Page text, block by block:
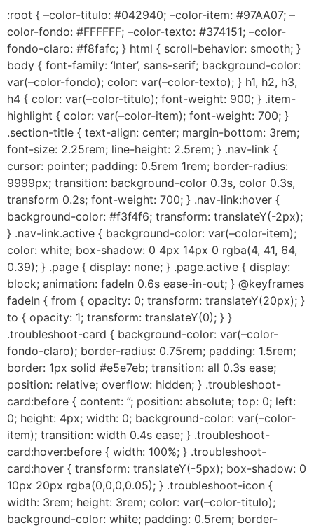
:root { –color-titulo: #042940; –color-item: #97AA07; –
color-fondo: #FFFFFF; –color-texto: #374151; –color-
fondo-claro: #f8fafc; } html { scroll-behavior: smooth; }
body { font-family: ‘Inter’, sans-serif; background-color:
var(–color-fondo); color: var(–color-texto); } h1, h2, h3,
h4 { color: var(–color-titulo); font-weight: 900; } .item-
highlight { color: var(–color-item); font-weight: 700; }
.section-title { text-align: center; margin-bottom: 3rem;
font-size: 2.25rem; line-height: 2.5rem; } .nav-link {
cursor: pointer; padding: 0.5rem 1rem; border-radius:
9999px; transition: background-color 0.3s, color 0.3s,
transform 0.2s; font-weight: 700; } .nav-link:hover {
background-color: #f3f4f6; transform: translateY(-2px);
} .nav-link.active { background-color: var(–color-item);
color: white; box-shadow: 0 4px 14px 0 rgba(4, 41, 64,
0.39); } .page { display: none; } .page.active { display:
block; animation: fadeIn 0.6s ease-in-out; } @keyframes
fadeIn { from { opacity: 0; transform: translateY(20px); }
to { opacity: 1; transform: translateY(0); } }
.troubleshoot-card { background-color: var(–color-
fondo-claro); border-radius: 0.75rem; padding: 1.5rem;
border: 1px solid #e5e7eb; transition: all 0.3s ease;
position: relative; overflow: hidden; } .troubleshoot-
card:before { content: ”; position: absolute; top: 0; left:
0; height: 4px; width: 0; background-color: var(–color-
item); transition: width 0.4s ease; } .troubleshoot-
card:hover:before { width: 100%; } .troubleshoot-
card:hover { transform: translateY(-5px); box-shadow: 0
10px 20px rgba(0,0,0,0.05); } .troubleshoot-icon {
width: 3rem; height: 3rem; color: var(–color-titulo);
background-color: white; padding: 0.5rem; border-